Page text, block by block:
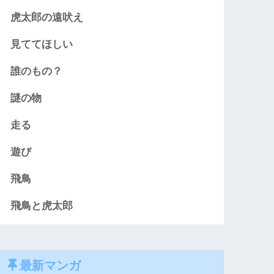
虎太郎の遠吠え
見ててほしい
誰のもの？
謎の物
走る
遊び
飛鳥
飛鳥と虎太郎
最新マンガ